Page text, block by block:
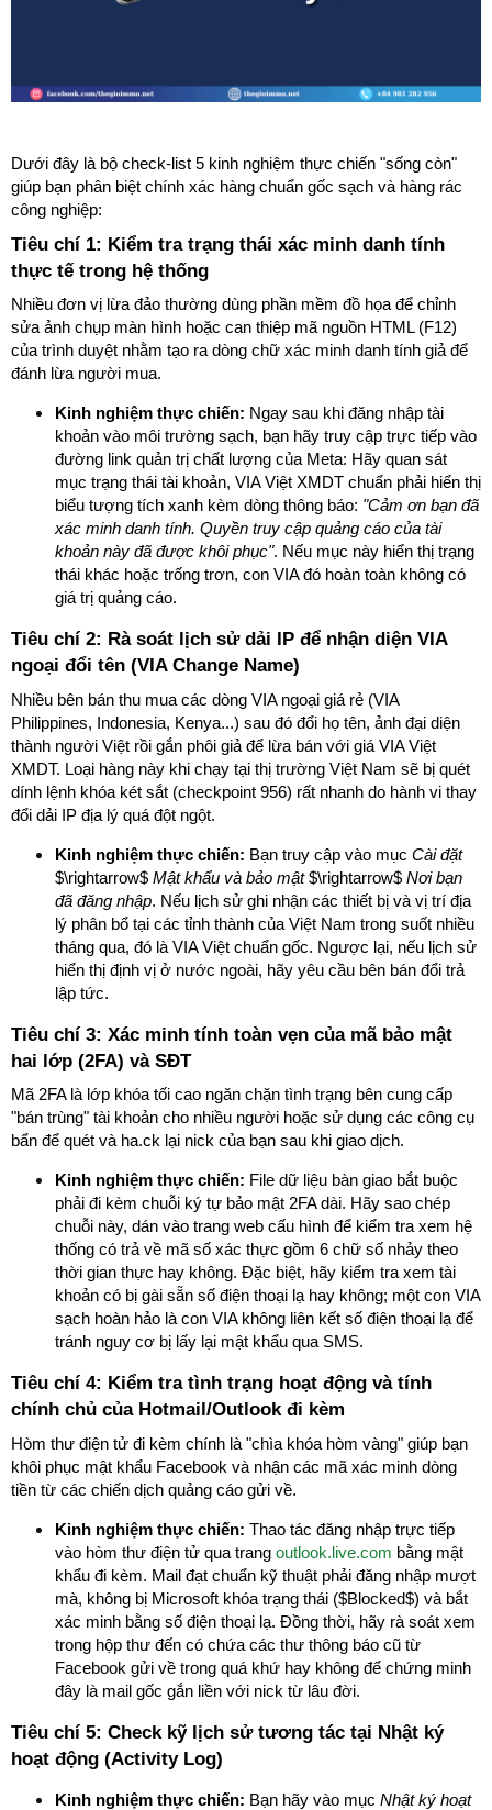
Dưới đây là bộ check-list 5 kinh nghiệm thực chiến "sống còn"
giúp bạn phân biệt chính xác hàng chuẩn gốc sạch và hàng rác
công nghiệp:
Tiêu chí 1: Kiểm tra trạng thái xác minh danh tính
thực tế trong hệ thống
Nhiều đơn vị lừa đảo thường dùng phần mềm đồ họa để chỉnh
sửa ảnh chụp màn hình hoặc can thiệp mã nguồn HTML (F12)
của trình duyệt nhằm tạo ra dòng chữ xác minh danh tính giả để
đánh lừa người mua.
Kinh nghiệm thực chiến: Ngay sau khi đăng nhập tài
khoản vào môi trường sạch, bạn hãy truy cập trực tiếp vào
đường link quản trị chất lượng của Meta: Hãy quan sát
mục trạng thái tài khoản, VIA Việt XMDT chuẩn phải hiển thị
biểu tượng tích xanh kèm dòng thông báo: "Cảm ơn bạn đã
xác minh danh tính. Quyền truy cập quảng cáo của tài
khoản này đã được khôi phục". Nếu mục này hiển thị trạng
thái khác hoặc trống trơn, con VIA đó hoàn toàn không có
giá trị quảng cáo.
Tiêu chí 2: Rà soát lịch sử dải IP để nhận diện VIA
ngoại đổi tên (VIA Change Name)
Nhiều bên bán thu mua các dòng VIA ngoại giá rẻ (VIA
Philippines, Indonesia, Kenya...) sau đó đổi họ tên, ảnh đại diện
thành người Việt rồi gắn phôi giả để lừa bán với giá VIA Việt
XMDT. Loại hàng này khi chạy tại thị trường Việt Nam sẽ bị quét
dính lệnh khóa két sắt (checkpoint 956) rất nhanh do hành vi thay
đổi dải IP địa lý quá đột ngột.
Kinh nghiệm thực chiến: Bạn truy cập vào mục Cài đặt
$\rightarrow$ Mật khẩu và bảo mật$\rightarrow$ Nơi bạn
đã đăng nhập. Nếu lịch sử ghi nhận các thiết bị và vị trí địa
lý phân bổ tại các tỉnh thành của Việt Nam trong suốt nhiều
tháng qua, đó là VIA Việt chuẩn gốc. Ngược lại, nếu lịch sử
hiển thị định vị ở nước ngoài, hãy yêu cầu bên bán đổi trả
lập tức.
Tiêu chí 3: Xác minh tính toàn vẹn của mã bảo mật
hai lớp (2FA) và SĐT
Mã 2FA là lớp khóa tối cao ngăn chặn tình trạng bên cung cấp
"bán trùng" tài khoản cho nhiều người hoặc sử dụng các công cụ
bẩn để quét và ha.ck lại nick của bạn sau khi giao dịch.
Kinh nghiệm thực chiến: File dữ liệu bàn giao bắt buộc
phải đi kèm chuỗi ký tự bảo mật 2FA dài. Hãy sao chép
chuỗi này, dán vào trang web cấu hình để kiểm tra xem hệ
thống có trả về mã số xác thực gồm 6 chữ số nhảy theo
thời gian thực hay không. Đặc biệt, hãy kiểm tra xem tài
khoản có bị gài sẵn số điện thoại lạ hay không; một con VIA
sạch hoàn hảo là con VIA không liên kết số điện thoại lạ để
tránh nguy cơ bị lấy lại mật khẩu qua SMS.
Tiêu chí 4: Kiểm tra tình trạng hoạt động và tính
chính chủ của Hotmail/Outlook đi kèm
Hòm thư điện tử đi kèm chính là "chìa khóa hòm vàng" giúp bạn
khôi phục mật khẩu Facebook và nhận các mã xác minh dòng
tiền từ các chiến dịch quảng cáo gửi về.
Kinh nghiệm thực chiến: Thao tác đăng nhập trực tiếp
vào hòm thư điện tử qua trang outlook.live.com bằng mật
khẩu đi kèm. Mail đạt chuẩn kỹ thuật phải đăng nhập mượt
mà, không bị Microsoft khóa trạng thái ($Blocked$) và bắt
xác minh bằng số điện thoại lạ. Đồng thời, hãy rà soát xem
trong hộp thư đến có chứa các thư thông báo cũ từ
Facebook gửi về trong quá khứ hay không để chứng minh
đây là mail gốc gắn liền với nick từ lâu đời.
Tiêu chí 5: Check kỹ lịch sử tương tác tại Nhật ký
hoạt động (Activity Log)
Kinh nghiệm thực chiến: Bạn hãy vào mục Nhật ký hoạt